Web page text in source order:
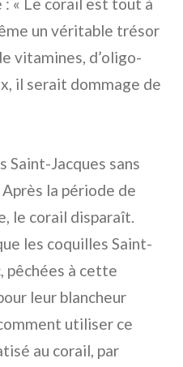
« Le corail est tout à
un véritable trésor
vitamines, d’oligo-
il serait dommage de
Saint-Jacques sans
Après la période de
le corail disparaît.
les coquilles Saint-
pêchées à cette
leur blancheur
utiliser ce
au corail, par